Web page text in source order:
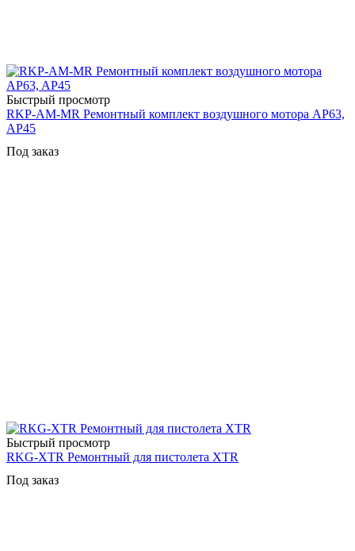
Быстрый просмотр
RKP-AM-MR Ремонтный комплект воздушного мотора AP63,
AP45
Под заказ
Быстрый просмотр
RKG-XTR Ремонтный для пистолета XTR
Под заказ